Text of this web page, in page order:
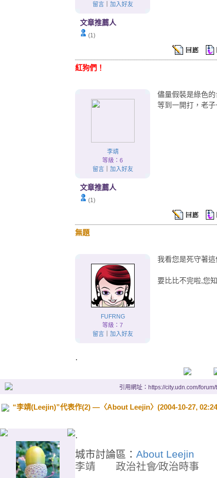
留言｜ 加入好友
文章推薦人
(1)
紅狗們！
李靖
等級：6
留言｜ 加入好友
文章推薦人
(1)
儘量假裝是綠色
等到一開打，老
無題
FUFRNG
等級：7
留言｜ 加入好友
我看您是死守著
要比比不完啦,您
.
引用網址：https://city.udn.com/
“李靖(Leejin)”代表作(2) —〈About Leejin〉(2004-10-27,
.
城市討論區： About Leejin
李靖 政治社會∕政治時